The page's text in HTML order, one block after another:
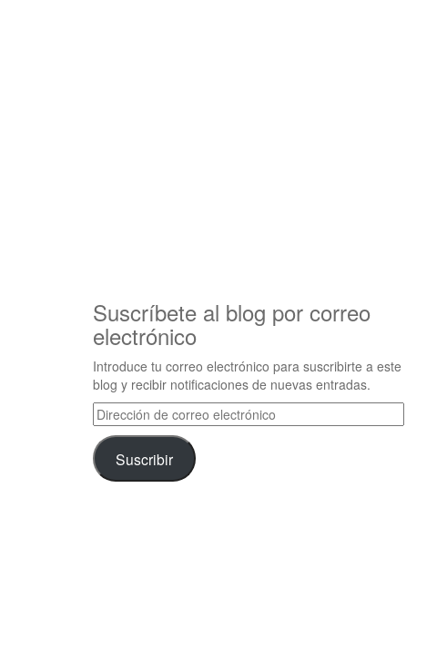
Suscríbete al blog por correo
electrónico
Introduce tu correo electrónico para suscribirte a este
blog y recibir notificaciones de nuevas entradas.
Dirección
de
correo
electrónico
Suscribir